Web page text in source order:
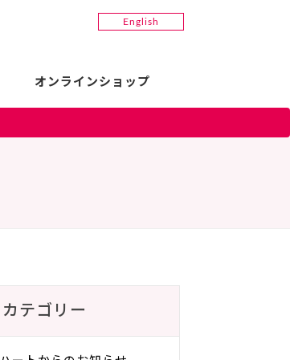
オンラインショップ
English
カテゴリー